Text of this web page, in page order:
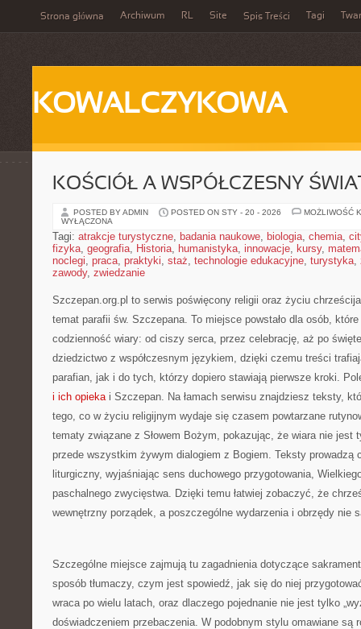
Strona główna Archiwum RL Site Spis Treści Tagi
KOWALCZYKOWA
KOŚCIÓŁ A WSPÓŁCZESNY
POSTED BY ADMIN POSTED ON STY - 20 - 2026
MOŻLIWOŚĆ
WYŁĄCZONA
Tagi: atrakcje turystyczne, badania naukowe, biologia, chemia,
fizyka, geografia, Historia, humanistyka, innowacje, kursy,
noclegi, praca, praktyki, staż, technologie edukacyjne, turystyka,
zawody, zwiedzanie
Szczepan.org.pl to serwis poświęcony religii oraz życiu
temat parafii św. Szczepana. To miejsce powstało dla osób, które
codzienność wiary: od ciszy serca, przez celebrację, aż po
dziedzictwo z współczesnym językiem, dzięki czemu treści
parafian, jak i do tych, którzy dopiero stawiają pierwsze kroki.
i ich opiekai Szczepan. Na łamach serwisu znajdziesz teksty,
tego, co w życiu religijnym wydaje się czasem powtarzane
tematy związane z Słowem Bożym, pokazując, że wiara nie jest
przede wszystkim żywym dialogiem z Bogiem. Teksty prowadzą
liturgiczny, wyjaśniając sens duchowego przygotowania,
paschalnego zwycięstwa. Dzięki temu łatwiej zobaczyć, że
wewnętrzny porządek, a poszczególne wydarzenia i obrzędy nie
Szczególne miejsce zajmują tu zagadnienia dotyczące
sposób tłumaczy, czym jest spowiedź, jak się do niej
wraca po wielu latach, oraz dlaczego pojednanie nie jest tylko
doświadczeniem przebaczenia. W podobnym stylu omawiane są